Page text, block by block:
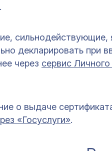
декларировать при
через сервис
о выдаче
«Госуслуги».